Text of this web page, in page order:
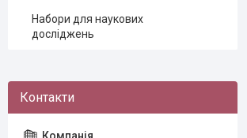
Набори для наукових
досліджень